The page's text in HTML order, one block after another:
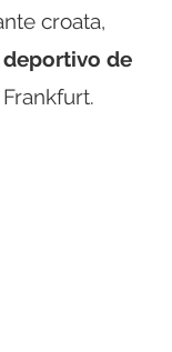
croata,
deportivo de